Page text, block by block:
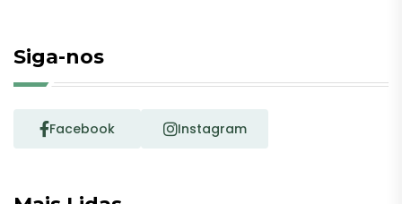
Siga-nos
Facebook Instagram